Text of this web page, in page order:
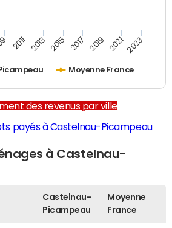
Moyenne France
2011 2013 2015 2017 2019 2021 2023
des revenus par ville
payés à Castelnau-Picampeau
à Castelnau-
Castelnau-
Picampeau
Moyenne
France